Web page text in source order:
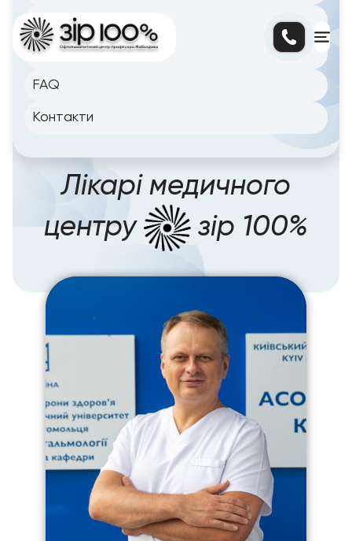
Блог
Цiни
FAQ
Контакти
Головна сторінка
Лікарі медичного
центру
зір 100%